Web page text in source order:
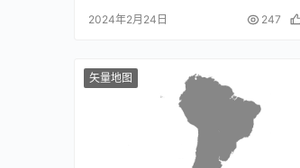
2024年2月24日 247
矢量地图